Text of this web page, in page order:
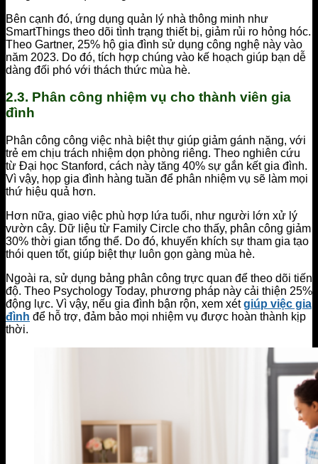
Bên cạnh đó, ứng dụng quản lý nhà thông minh như
SmartThings theo dõi tình trạng thiết bị, giảm rủi ro hỏng hóc.
Theo Gartner, 25% hộ gia đình sử dụng công nghệ này vào
năm 2023. Do đó, tích hợp chúng vào kế hoạch giúp bạn dễ
dàng đối phó với thách thức mùa hè.
2.3. Phân công nhiệm vụ cho thành viên gia
đình
Phân công công việc nhà biệt thự giúp giảm gánh nặng, với
trẻ em chịu trách nhiệm dọn phòng riêng. Theo nghiên cứu
từ Đại học Stanford, cách này tăng 40% sự gắn kết gia đình.
Vì vậy, họp gia đình hàng tuần để phân nhiệm vụ sẽ làm mọi
thứ hiệu quả hơn.
Hơn nữa, giao việc phù hợp lứa tuổi, như người lớn xử lý
vườn cây. Dữ liệu từ Family Circle cho thấy, phân công giảm
30% thời gian tổng thể. Do đó, khuyến khích sự tham gia tạo
thói quen tốt, giúp biệt thự luôn gọn gàng mùa hè.
Ngoài ra, sử dụng bảng phân công trực quan để theo dõi tiến
độ. Theo Psychology Today, phương pháp này cải thiện 25%
động lực. Vì vậy, nếu gia đình bận rộn, xem xét giúp việc gia
đình để hỗ trợ, đảm bảo mọi nhiệm vụ được hoàn thành kịp
thời.